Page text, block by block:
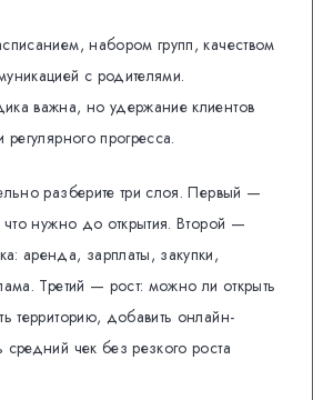
набором групп, качеством
с родителями.
важна, но удержание клиентов
прогресса.
разберите три слоя. Первый —
что нужно до открытия. Второй —
аренда, зарплаты, закупки,
Третий — рост: можно ли открыть
территорию, добавить онлайн-
средний чек без резкого роста